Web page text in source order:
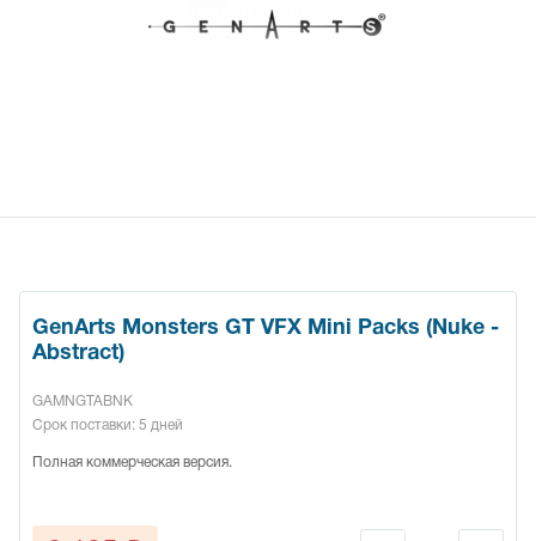
GenArts Monsters GT VFX Mini Packs (Nuke -
Abstract)
GAMNGTABNK
Срок поставки: 5 дней
Полная коммерческая версия.